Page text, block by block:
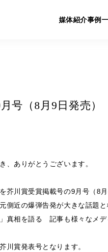
媒体紹介事例
月号（8月9日発売
、ありがとうございます。
芥川賞受賞掲載号の9月号（8
側近の爆弾告発が大きな話題と
真相を語る 記事も様々なメデ
川賞発表号となります。